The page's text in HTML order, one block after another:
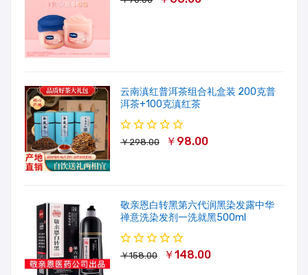
云南滇红普洱茶组合礼盒装 200克普
洱茶+100克滇红茶
￥298.00 ￥98.00
敬亲恩白转黑第六代润黑染发露中华
禅意洗染发剂一洗就黑500ml
￥158.00 ￥148.00